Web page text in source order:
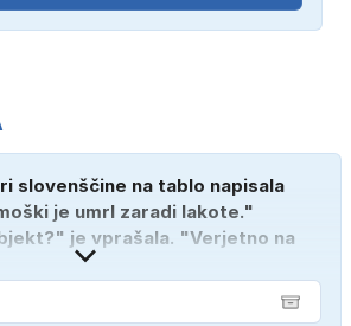
slovenščine na tablo napisala
je umrl zaradi lakote."
je vprašala. "Verjetno na